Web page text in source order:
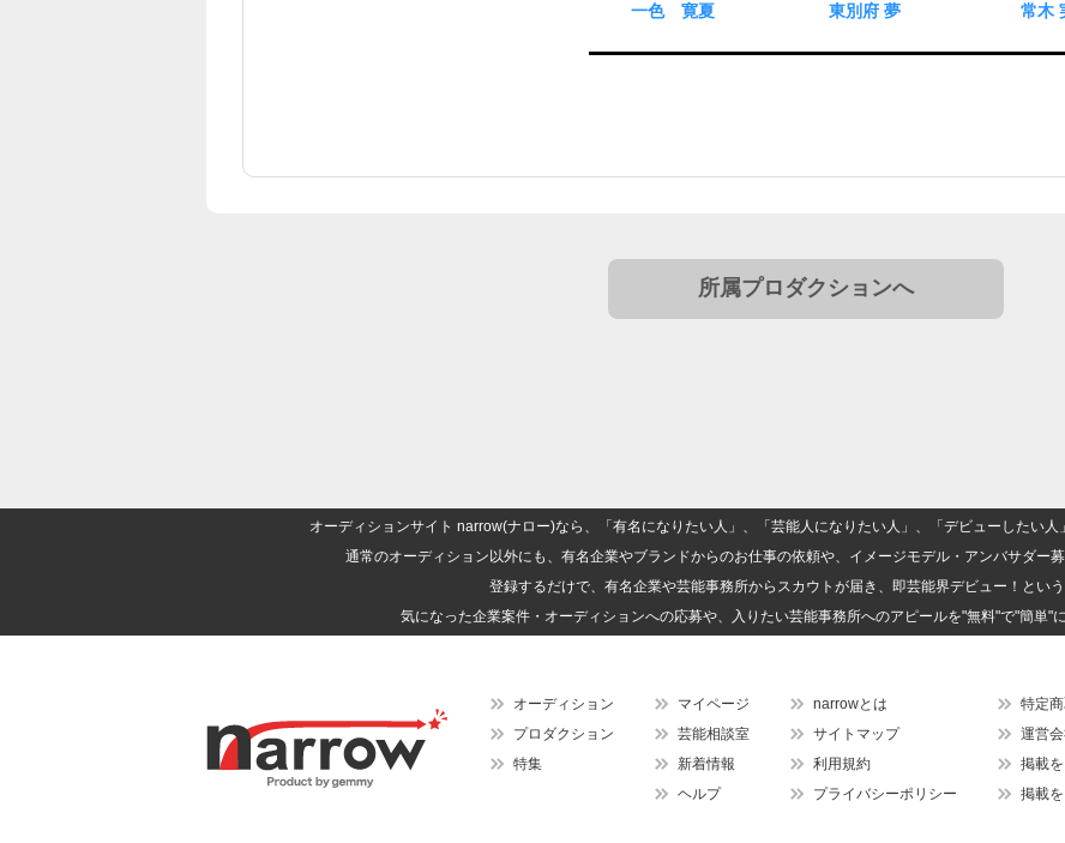
一色 寛夏 東別府 夢 常木
所属プロダクションへ
オーディションサイト narrow(ナロー)なら、「有名になりたい人」、「芸能人になりたい人」、「デビューしたい人
通常のオーディション以外にも、有名企業やブランドからのお仕事の依頼や、イメージモデル・アンバサダー
登録するだけで、有名企業や芸能事務所からスカウトが届き、即芸能界デビュー！という
気になった企業案件・オーディションへの応募や、入りたい芸能事務所へのアピールを"無料"で"簡単"
オーディション
プロダクション
特集
マイページ
芸能相談室
新着情報
ヘルプ
narrowとは
サイトマップ
利用規約
プライバシーポリシー
特定
運営
掲載
掲載